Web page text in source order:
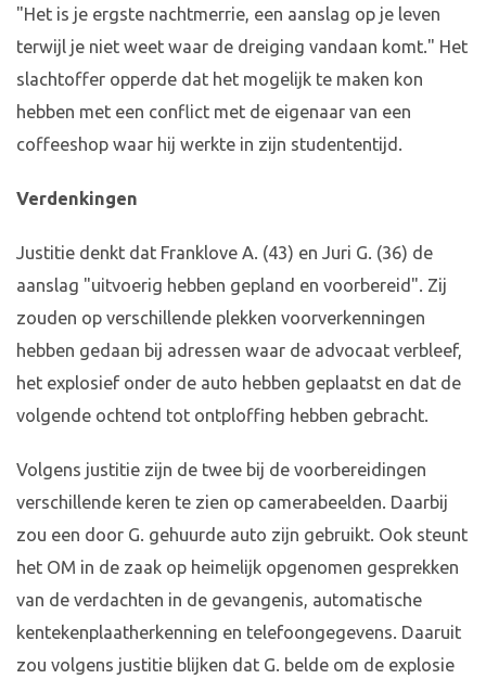
"Het is je ergste nachtmerrie, een aanslag op je leven
terwijl je niet weet waar de dreiging vandaan komt." Het
slachtoffer opperde dat het mogelijk te maken kon
hebben met een conflict met de eigenaar van een
coffeeshop waar hij werkte in zijn studententijd.
Verdenkingen
Justitie denkt dat Franklove A. (43) en Juri G. (36) de
aanslag "uitvoerig hebben gepland en voorbereid". Zij
zouden op verschillende plekken voorverkenningen
hebben gedaan bij adressen waar de advocaat verbleef,
het explosief onder de auto hebben geplaatst en dat de
volgende ochtend tot ontploffing hebben gebracht.
Volgens justitie zijn de twee bij de voorbereidingen
verschillende keren te zien op camerabeelden. Daarbij
zou een door G. gehuurde auto zijn gebruikt. Ook steunt
het OM in de zaak op heimelijk opgenomen gesprekken
van de verdachten in de gevangenis, automatische
kentekenplaatherkenning en telefoongegevens. Daaruit
zou volgens justitie blijken dat G. belde om de explosie